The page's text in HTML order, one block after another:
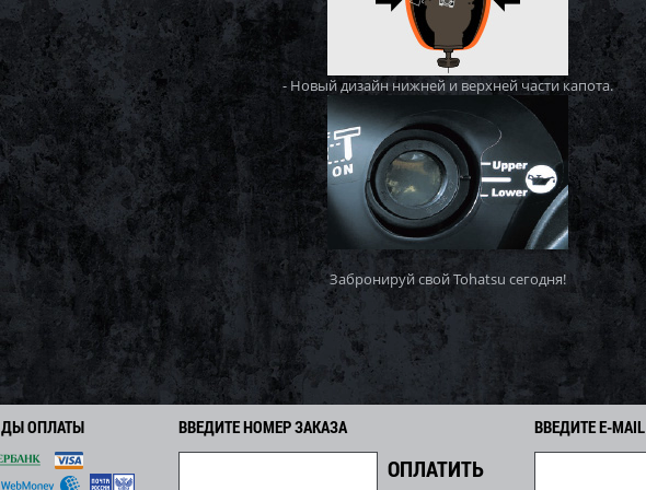
- Новый дизайн нижней и верхней части капота.
Забронируй свой Tohatsu сегодня!
ОПЛАТЫ ВВЕДИТЕ НОМЕР ЗАКАЗА ВВЕДИТЕ E-MAIL